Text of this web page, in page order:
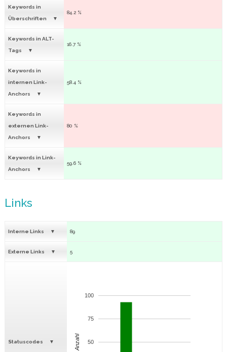
Keywords in
Überschriften
84.2 %
Keywords in ALT-
Tags
16.7 %
Keywords in
internen Link-
Anchors
58.4 %
Keywords in
externen Link-
Anchors
80 %
Keywords in Link-
Anchors
59.6 %
Links
Interne Links 89
Externe Links 5
Statuscodes 50
75
100
Anzahl